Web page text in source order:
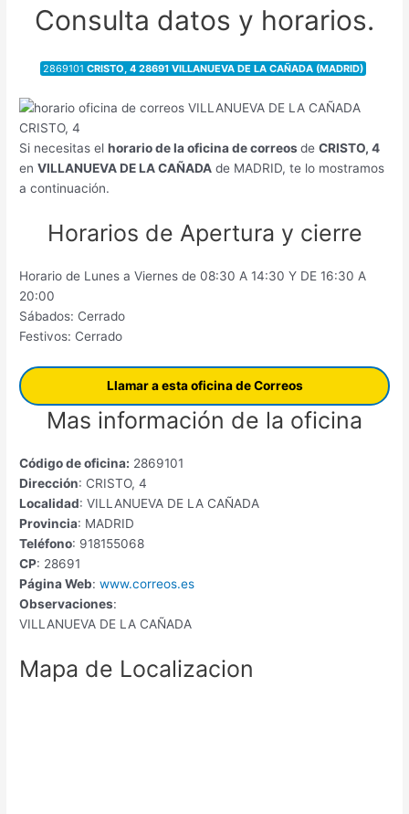
Consulta datos y horarios.
2869101 CRISTO, 4 28691 VILLANUEVA DE LA CAÑADA (MADRID)
Si necesitas elhorario de la oficina de correosdeCRISTO, 4
enVILLANUEVA DE LA CAÑADA de MADRID, te lo mostramos
a continuación.
Horarios de Apertura y cierre
Horario de Lunes a Viernes de 08:30 A 14:30 Y DE 16:30 A
20:00
Sábados: Cerrado
Festivos: Cerrado
Llamar a esta oficina de Correos
Mas información de la oficina
Código de oficina: 2869101
Dirección: CRISTO, 4
Localidad: VILLANUEVA DE LA CAÑADA
Provincia: MADRID
Teléfono: 918155068
CP: 28691
Página Web: www.correos.es
Observaciones:
VILLANUEVA DE LA CAÑADA
Mapa de Localizacion